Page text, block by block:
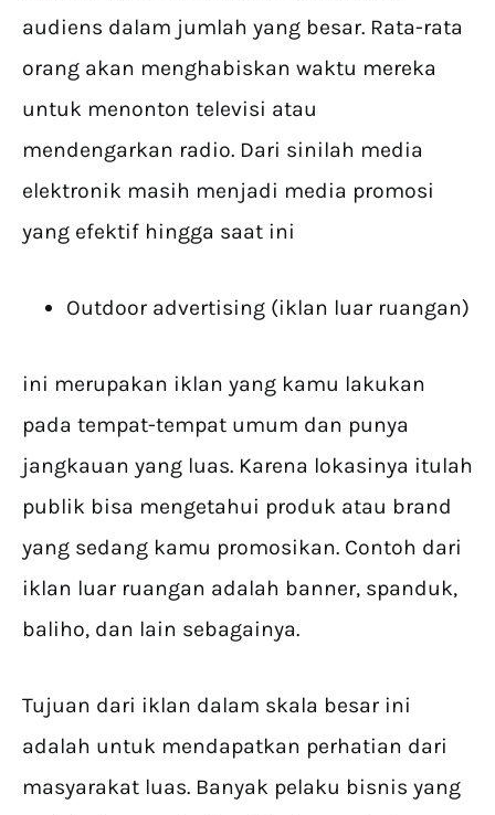
audiens dalam jumlah yang besar. Rata-rata
orang akan menghabiskan waktu mereka
untuk menonton televisi atau
mendengarkan radio. Dari sinilah media
elektronik masih menjadi media promosi
yang efektif hingga saat ini
Outdoor advertising (iklan luar ruangan)
ini merupakan iklan yang kamu lakukan
pada tempat-tempat umum dan punya
jangkauan yang luas. Karena lokasinya itulah
publik bisa mengetahui produk atau brand
yang sedang kamu promosikan. Contoh dari
iklan luar ruangan adalah banner, spanduk,
baliho, dan lain sebagainya.
Tujuan dari iklan dalam skala besar ini
adalah untuk mendapatkan perhatian dari
masyarakat luas. Banyak pelaku bisnis yang